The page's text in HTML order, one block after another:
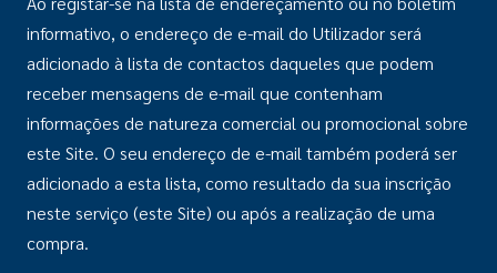
informativo, o endereço de e-mail do Utilizador será
adicionado à lista de contactos daqueles que podem
receber mensagens de e-mail que contenham
informações de natureza comercial ou promocional sobre
este Site. O seu endereço de e-mail também poderá ser
adicionado a esta lista, como resultado da sua inscrição
neste serviço (este Site) ou após a realização de uma
compra.